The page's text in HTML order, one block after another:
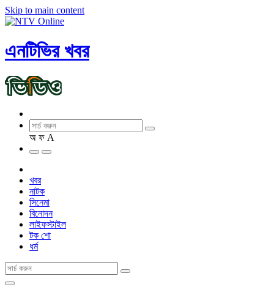
Skip to main content
এনটিভির খবর
অ ফ A
খবর
নাটক
সিনেমা
বিনোদন
লাইফস্টাইল
টক শো
ধর্ম